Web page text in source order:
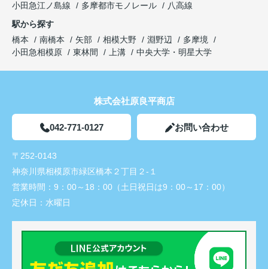
小田急江ノ島線
多摩都市モノレール
八高線
駅から探す
橋本
南橋本 矢部 相模大野 淵野辺
多摩境
小田急相模原
東林間 上溝 中央大学・明星大学
株式会社原良平商店
042-771-0127 お問い合わせ
〒252-0143
神奈川県相模原市緑区橋本２丁目２-１
営業時間： 9：00～18：00（土日祝日は9：00～17：00）
定休日： 水曜日